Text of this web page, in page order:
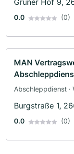
Grüner Hof 9,
0.0 (0)
MAN
Abschleppdienst ·
Burgstraße 1,
0.0 (0)